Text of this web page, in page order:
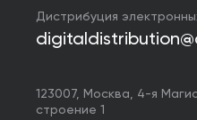
Дистрибуция
123007, Москва, 4-я
строение 1